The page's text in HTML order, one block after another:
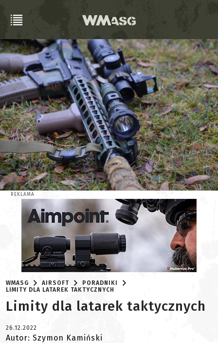
REKLAMA
WMASG AIRSOFT
PORADNIKI
LIMITY DLA LATAREK TAKTYCZNYCH
Limity dla latarek taktycznych
26.12.2022
Autor: Szymon Kamiński